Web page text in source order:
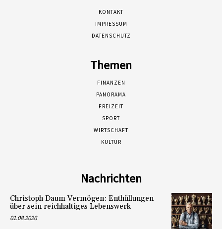
KONTAKT
IMPRESSUM
DATENSCHUTZ
Themen
FINANZEN
PANORAMA
FREIZEIT
SPORT
WIRTSCHAFT
KULTUR
Nachrichten
Christoph Daum Vermögen: Enthüllungen
über sein reichhaltiges Lebenswerk
01.08.2026